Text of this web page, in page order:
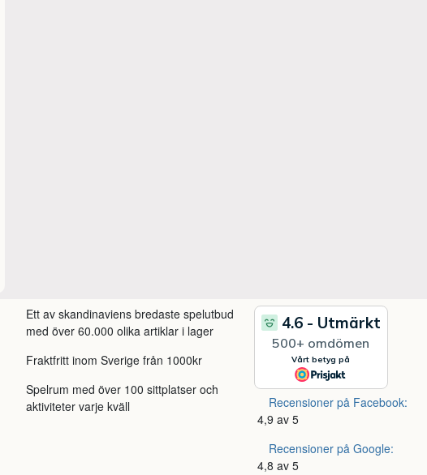
Ett av skandinaviens bredaste spelutbud
med över 60.000 olika artiklar i lager
Fraktfritt inom Sverige från 1000kr
Spelrum med över 100 sittplatser och
aktiviteter varje kväll
Recensioner på Facebook:
4,9 av 5
Recensioner på Google:
4,8 av 5